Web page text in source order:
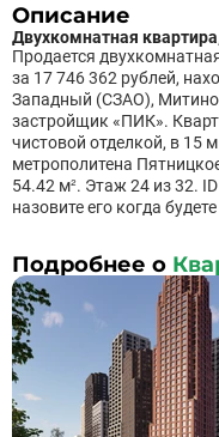
Описание
Двухкомнатная
Продается
за 17 746 362 рублей,
Западный (СЗАО),
застройщик «ПИК».
чистовой отделкой, в 15
метрополитена
54.42 м². Этаж 24 из 32.
назовите его когда
Подробнее о